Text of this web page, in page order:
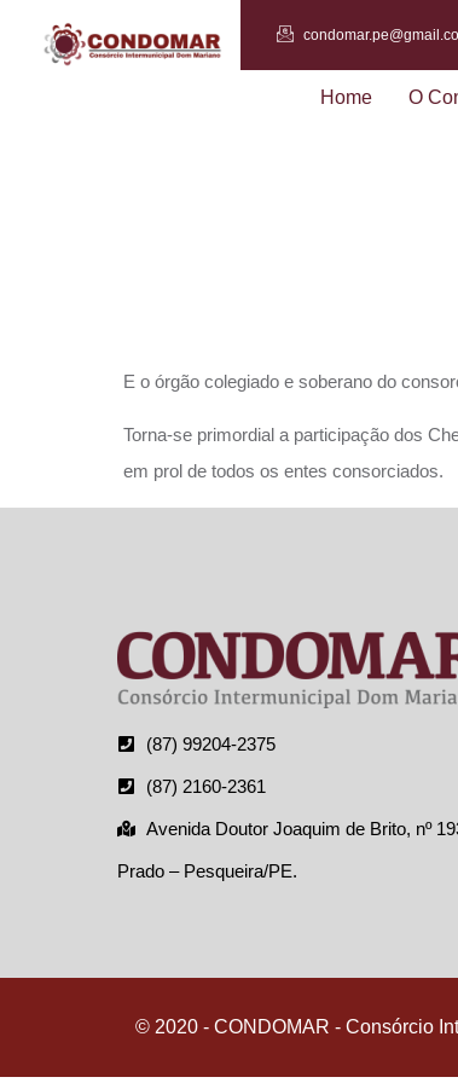
Home O
E o órgão colegiado e soberano do
Torna-se primordial a participação dos
em prol de todos os entes consorciados.
(87) 99204-2375
(87) 2160-2361
Avenida Doutor Joaquim de Brito, nº
Prado – Pesqueira/PE.
© 2020 - CONDOMAR - Consórcio